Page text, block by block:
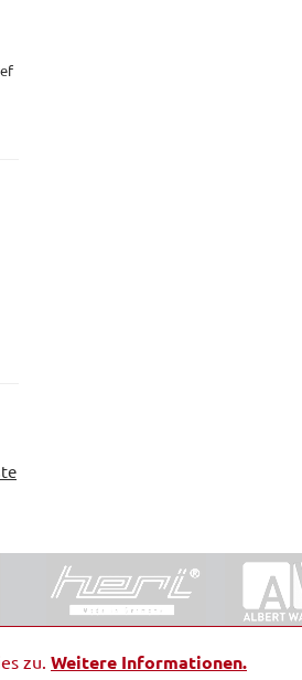
zu. Weitere Informationen.
Kontakt Datenschutz